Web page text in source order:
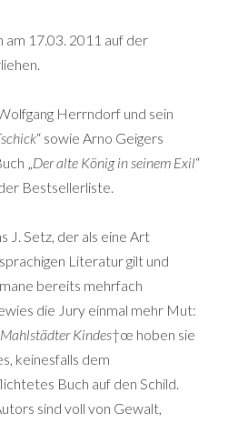
17.03. 2011 auf der
Herrndorf und sein
“ sowie Arno Geigers
„Der alte König in seinem Exil“
Bestsellerliste.
J. Setz, der als eine Art
Literatur gilt und
bereits mehrfach
die Jury einmal mehr Mut:
Kindes†œ hoben sie
keinesfalls dem
Buch auf den Schild.
sind voll von Gewalt,